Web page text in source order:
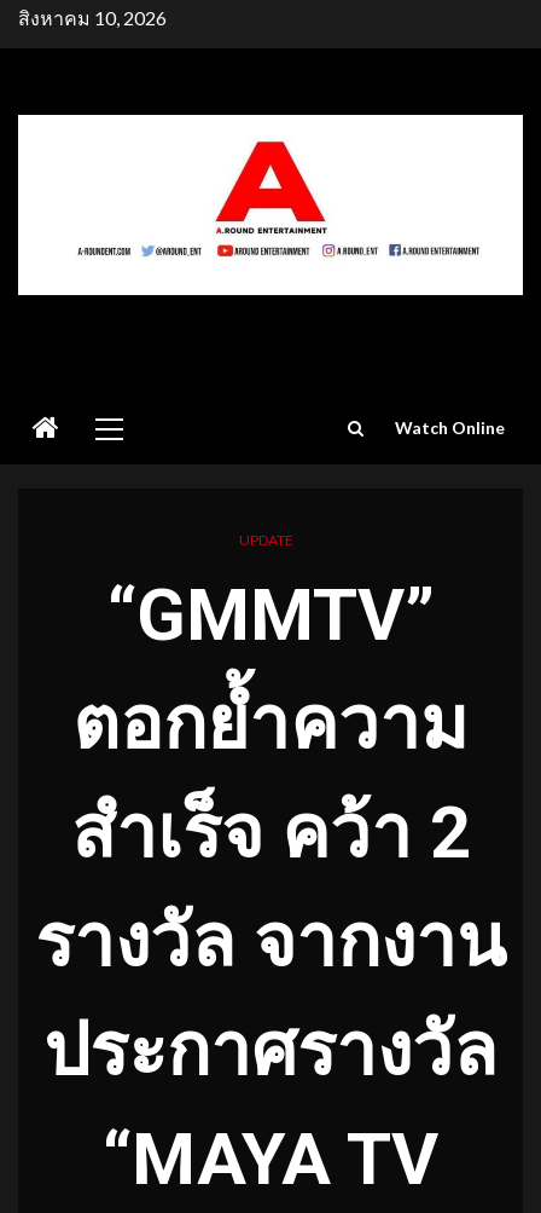
Skipสิงหาคม 10, 2026
Menu
Watch Online
UPDATE
“GMMTV”
ตอกย้ำความ
สำเร็จ คว้า 2
รางวัล จากงาน
ประกาศรางวัล
“MAYA TV